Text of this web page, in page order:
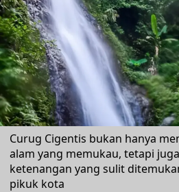
Curug Cigentis bukan hanya
alam yang memukau, tetapi
ketenangan yang sulit
pikuk kota